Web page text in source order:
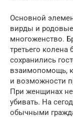
Основной
вирды и
многоженство.
третьего
сохранились
взаимопомощь,
и возможности
При женщинах
убивать. На
обычными